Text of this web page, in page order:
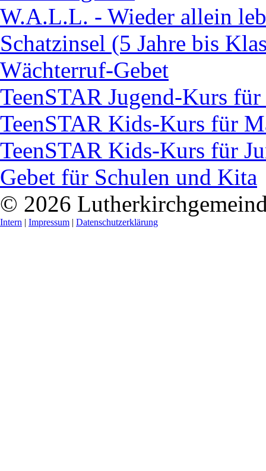
W.A.L.L. - Wieder allein
Schatzinsel (5 Jahre bis
Wächterruf-Gebet
TeenSTAR Jugend-Kurs
TeenSTAR Kids-Kurs für
TeenSTAR Kids-Kurs für
Gebet für Schulen und Kita
© 2026
Intern | Impressum | Datenschutzerklärung